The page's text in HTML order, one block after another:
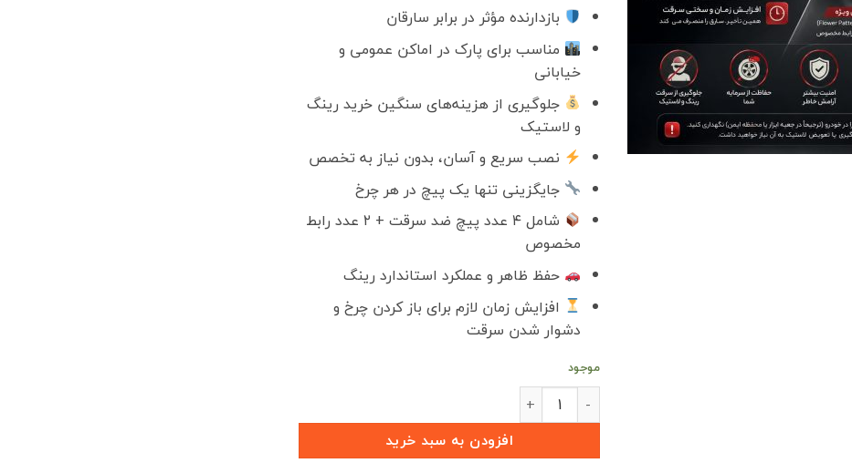
بازدارنده مؤثر در برابر سارقان
مناسب برای پارک در اماکن عمومی و
خیابانی
جلوگیری از هزینه‌های سنگین خرید رینگ
و لاستیک
نصب سریع و آسان، بدون نیاز به تخصص
جایگزینی تنها یک پیچ در هر چرخ
شامل ۴ عدد پیچ ضد سرقت + ۲ عدد رابط
مخصوص
حفظ ظاهر و عملکرد استاندارد رینگ
افزایش زمان لازم برای باز کردن چرخ و
دشوار شدن سرقت
موجود
قفل ضد سرقت رینگ فیدلیتی الیت عدد
افزودن به سبد خرید